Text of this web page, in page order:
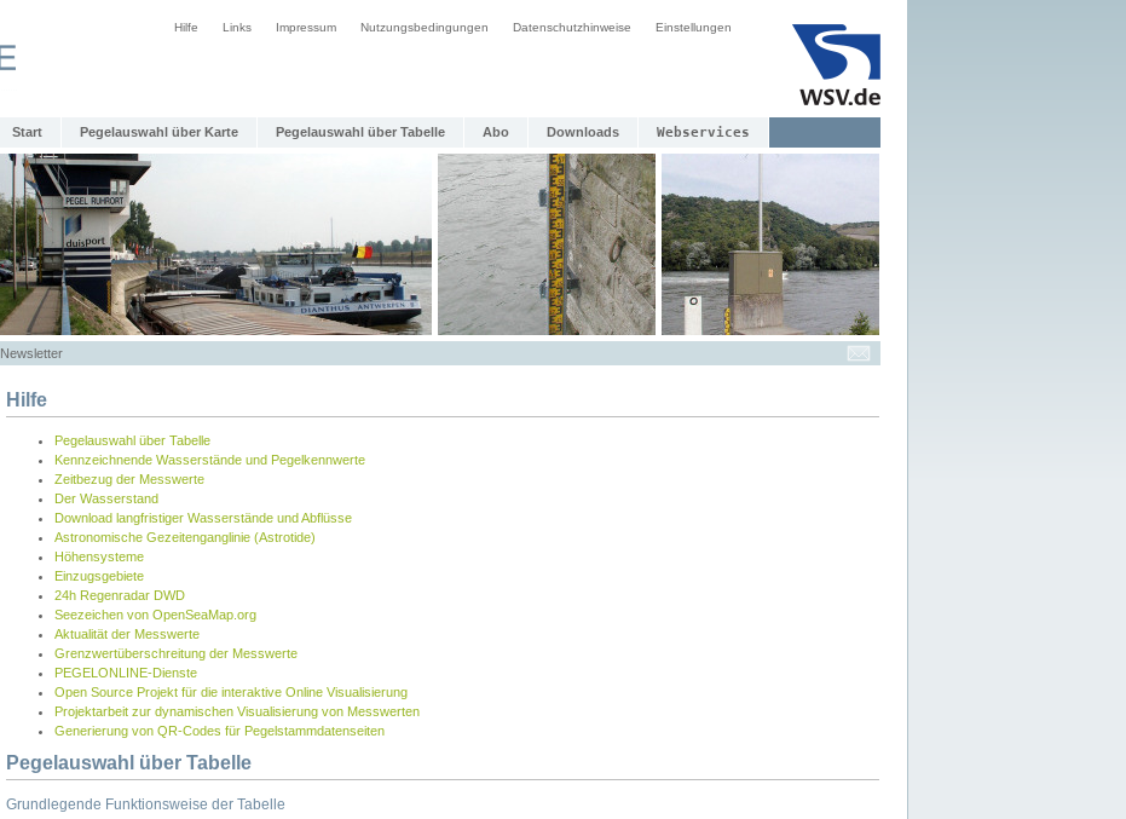
Hilfe Links Impressum Nutzungsbedingungen Datenschutzhinweise Einstellungen
Start Pegelauswahl über Karte Pegelauswahl über Tabelle Abo Downloads Webservices
Newsletter
Hilfe
Pegelauswahl über Tabelle
Kennzeichnende Wasserstände und Pegelkennwerte
Zeitbezug der Messwerte
Der Wasserstand
Download langfristiger Wasserstände und Abflüsse
Astronomische Gezeitenganglinie (Astrotide)
Höhensysteme
Einzugsgebiete
24h Regenradar DWD
Seezeichen von OpenSeaMap.org
Aktualität der Messwerte
Grenzwertüberschreitung der Messwerte
PEGELONLINE-Dienste
Open Source Projekt für die interaktive Online Visualisierung
Projektarbeit zur dynamischen Visualisierung von Messwerten
Generierung von QR-Codes für Pegelstammdatenseiten
Pegelauswahl über Tabelle
Grundlegende Funktionsweise der Tabelle